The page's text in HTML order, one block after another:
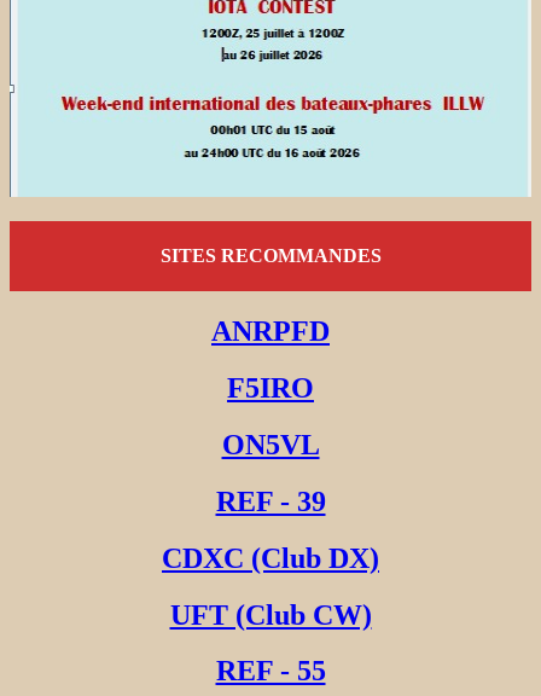
SITES RECOMMANDES
ANRPFD
F5IRO
ON5VL
REF - 39
CDXC (Club DX)
UFT (Club CW)
REF - 55